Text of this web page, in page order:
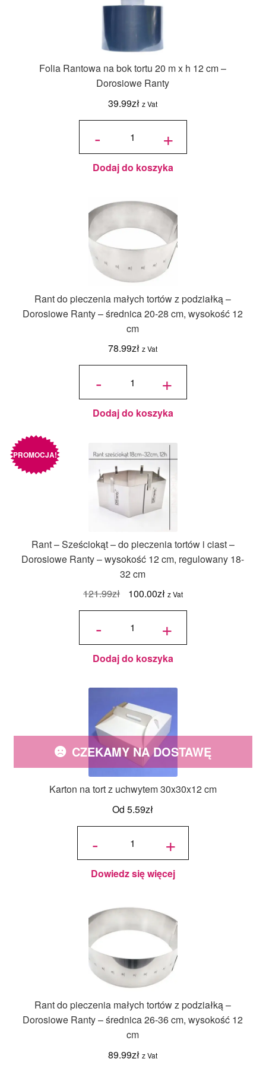
Folia Rantowa na bok tortu 20 m x h 12 cm –
Dorosiowe Ranty
39.99zł z Vat
-
ilość Folia
tortu 20 m
x h 12 cm -
Dorosiowe
Ranty +
Dodaj do koszyka
Rant do pieczenia małych tortów z podziałką –
Dorosiowe Ranty – średnica 20-28 cm, wysokość 12
cm
78.99zł z Vat
-
ilość Rant
małych
tortów z
podziałką
-
Dorosiowe
średnica
20-28 cm,
wysokość
+
Dodaj do koszyka
Rant – Sześciokąt – do pieczenia tortów i ciast –
Dorosiowe Ranty – wysokość 12 cm, regulowany 18-
32 cm
PROMOCJA!
121.99zł
Pierwotna
cena
wynosiła:
100.00złAktualna
cena
100.00zł.
z Vat
-
ilość Rant -
pieczenia
tortów i
ciast -
Dorosiowe
Ranty -
12 cm,
regulowany
18-32 cm
+
Dodaj do koszyka
Karton na tort z uchwytem 30x30x12 cm
Od5.59zł
CZEKAMY NA DOSTAWĘ
-
ilość
uchwytem
30x30x12
cm +
Dowiedz się więcej
Rant do pieczenia małych tortów z podziałką –
Dorosiowe Ranty – średnica 26-36 cm, wysokość 12
cm
89.99zł z Vat